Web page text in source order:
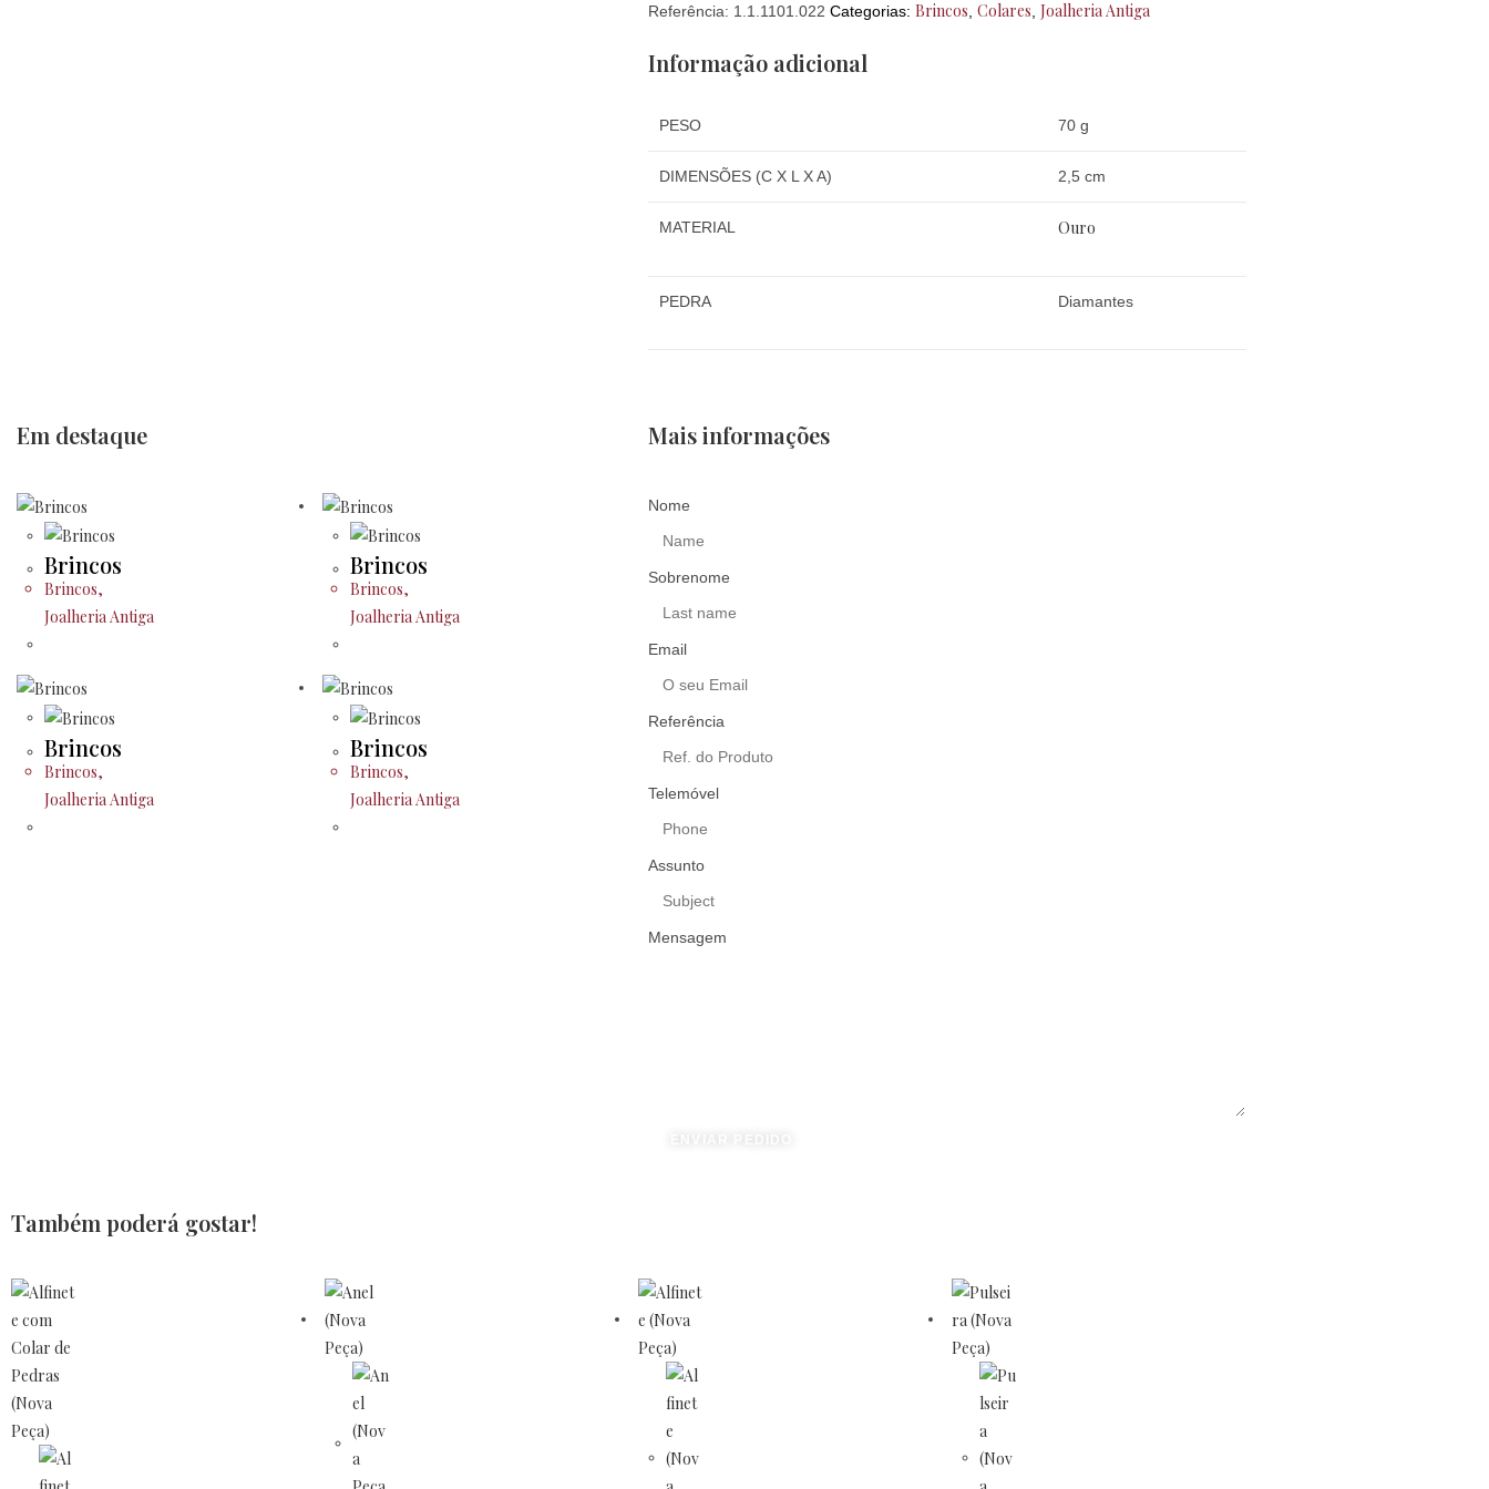
Referência: 1.1.1101.022 Categorias: Brincos Colares Joalheria Antiga
Informação adicional
PESO 70 g
DIMENSÕES (C X L X A) 2,5 cm
MATERIAL Ouro
PEDRA Diamantes
Em destaque
Brincos
Brincos,
Joalheria Antiga
Brincos
Brincos,
Joalheria Antiga
Brincos
Brincos,
Joalheria Antiga
Brincos
Brincos,
Joalheria Antiga
Mais informações
Nome
Sobrenome
Email
Referência
Telemóvel
Assunto
Mensagem
Também poderá gostar!